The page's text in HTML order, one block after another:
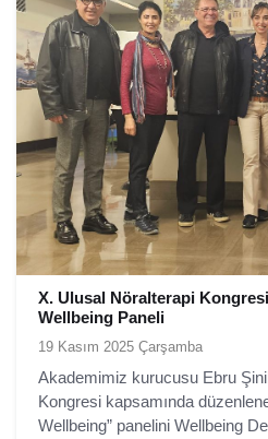
X. Ulusal Nöralterapi
Wellbeing Paneli
19 Kasım 2025 Çarşamba
Akademimiz kurucusu Ebru
Kongresi kapsamında
Wellbeing” panelini Wellbeing